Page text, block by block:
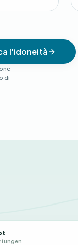
l'idoneità
di